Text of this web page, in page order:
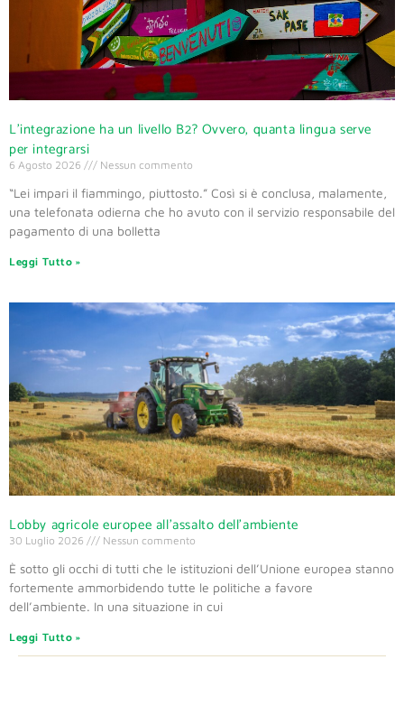
L’integrazione ha un livello B2? Ovvero, quanta lingua serve
per integrarsi
6 Agosto 2026 Nessun commento
“Lei impari il fiammingo, piuttosto.” Così si è conclusa, malamente,
una telefonata odierna che ho avuto con il servizio responsabile del
pagamento di una bolletta
Leggi Tutto »
Lobby agricole europee all’assalto dell’ambiente
30 Luglio 2026 Nessun commento
È sotto gli occhi di tutti che le istituzioni dell’Unione europea stanno
fortemente ammorbidendo tutte le politiche a favore
dell’ambiente. In una situazione in cui
Leggi Tutto »